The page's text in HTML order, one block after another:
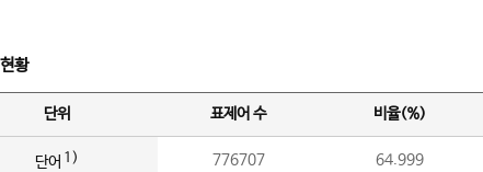
황
단위 표제어 수 비율(%)
단어 1) 776707 64.999